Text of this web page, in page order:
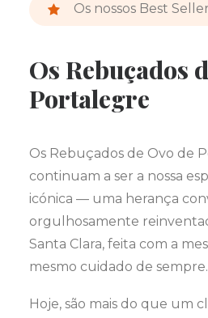
Os nossos Best
Os Rebuçados
Portalegre
Os Rebuçados de Ovo de
continuam a ser a nossa
icónica — uma herança
orgulhosamente
Santa Clara, feita com a
mesmo cuidado de sempre.
Hoje, são mais do que um